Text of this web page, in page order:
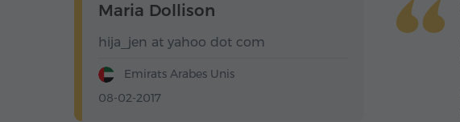
Maria Dollison
hija_jen at yahoo dot com
Emirats Arabes Unis
08-02-2017